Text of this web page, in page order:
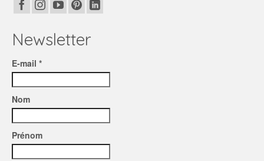
Newsletter
E-mail *
Nom
Prénom